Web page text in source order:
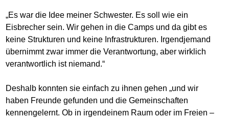
„Es war die Idee meiner Schwester. Es soll wie ein
Eisbrecher sein. Wir gehen in die Camps und da gibt es
keine Strukturen und keine Infrastrukturen. Irgendjemand
übernimmt zwar immer die Verantwortung, aber wirklich
verantwortlich ist niemand.“
Deshalb konnten sie einfach zu ihnen gehen „und wir
haben Freunde gefunden und die Gemeinschaften
kennengelernt. Ob in irgendeinem Raum oder im Freien –